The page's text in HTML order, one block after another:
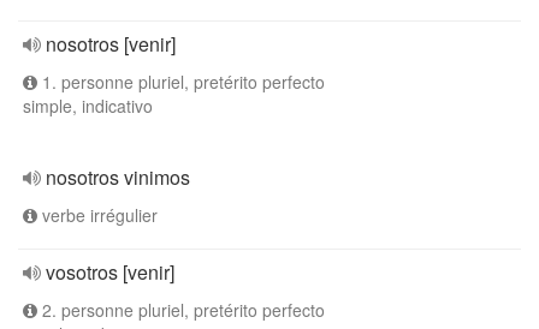
nosotros [venir]
1. personne pluriel, pretérito perfecto
simple, indicativo
nosotros vinimos
verbe irrégulier
vosotros [venir]
2. personne pluriel, pretérito perfecto